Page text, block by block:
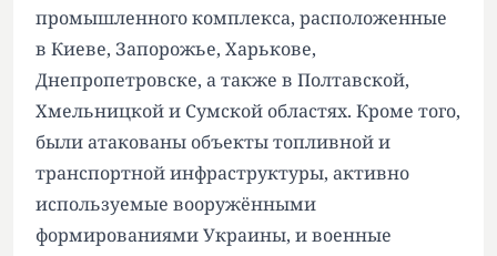
промышленного комплекса, расположенные
в Киеве, Запорожье, Харькове,
Днепропетровске, а также в Полтавской,
Хмельницкой и Сумской областях. Кроме того,
были атакованы объекты топливной и
транспортной инфраструктуры, активно
используемые вооружёнными
формированиями Украины, и военные